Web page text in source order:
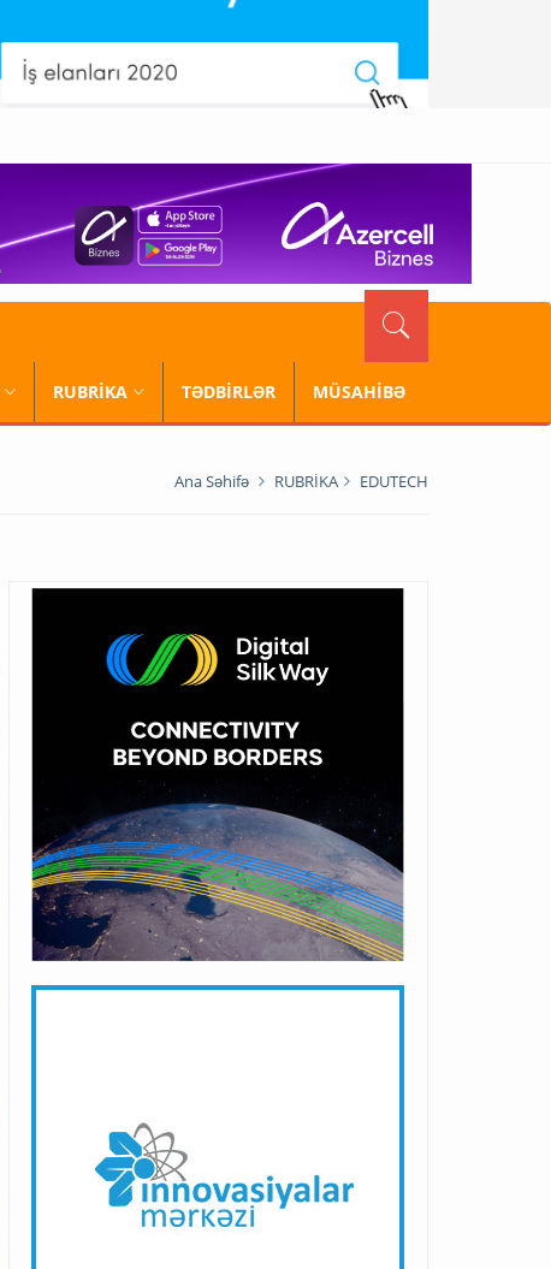
RUBRİKA TƏDBİRLƏR MÜSAHİBƏ
Ana Səhifə RUBRİKA EDUTECH